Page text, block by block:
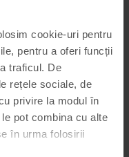
cookie-uri pentru
pentru a oferi funcții
traficul. De
rețele sociale, de
privire la modul în
pot combina cu alte
în urma folosirii
așa ca și în descriere,
merge bine,
foarte bine, sunt